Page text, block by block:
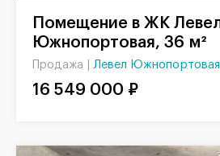
Южнопортовая, 36 м²
Продажа | Левел Южнопортовая
16 549 000 ₽